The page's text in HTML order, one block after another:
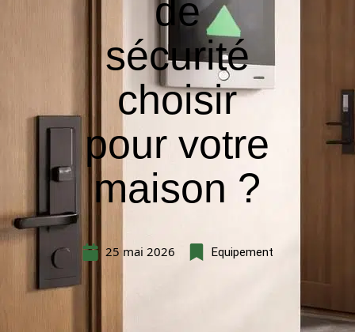
de
sécurité
choisir
pour votre
maison ?
25 mai 2026 Equipement